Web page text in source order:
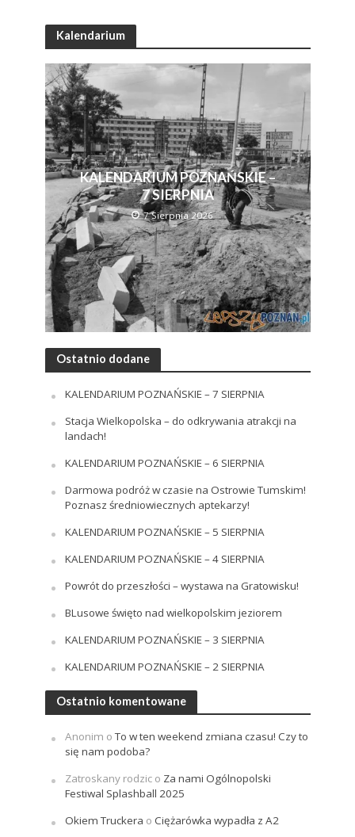
Kalendarium
KALENDARIUM POZNAŃSKIE –
7 SIERPNIA
7 Sierpnia 2026
Ostatnio dodane
KALENDARIUM POZNAŃSKIE – 7 SIERPNIA
Stacja Wielkopolska – do odkrywania atrakcji na
landach!
KALENDARIUM POZNAŃSKIE – 6 SIERPNIA
Darmowa podróż w czasie na Ostrowie Tumskim!
Poznasz średniowiecznych aptekarzy!
KALENDARIUM POZNAŃSKIE – 5 SIERPNIA
KALENDARIUM POZNAŃSKIE – 4 SIERPNIA
Powrót do przeszłości – wystawa na Gratowisku!
BLusowe święto nad wielkopolskim jeziorem
KALENDARIUM POZNAŃSKIE – 3 SIERPNIA
KALENDARIUM POZNAŃSKIE – 2 SIERPNIA
Ostatnio komentowane
Anonim oTo w ten weekend zmiana czasu! Czy to
się nam podoba?
Zatroskany rodzico Za nami Ogólnopolski
Festiwal Splashball 2025
Okiem Truckera o Ciężarówka wypadła z A2